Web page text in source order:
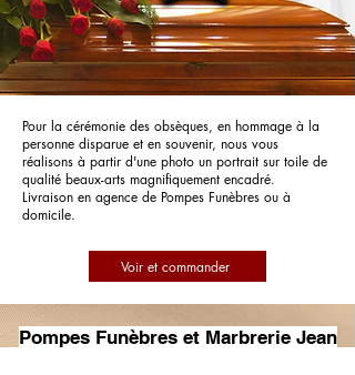
Pour la cérémonie des obsèques, en hommage à la
personne disparue et en souvenir, nous vous
réalisons à partir d'une photo un portrait sur toile de
qualité beaux-arts magnifiquement encadré.
Livraison en agence de Pompes Funèbres ou à
domicile.
Voir et commander
Pompes Funèbres et Marbrerie Jean